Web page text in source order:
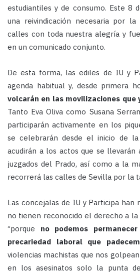
estudiantiles y de consumo. Este 8
una reivindicación necesaria por
calles con toda nuestra alegría y
en un comunicado conjunto.
De esta forma, las ediles de IU y
agenda habitual y, desde primera
volcarán en las movilizaciones que
Tanto Eva Oliva como Susana
participarán activamente en los
se celebrarán desde el inicio de
acudirán a los actos que se
juzgados del Prado, así como a la
recorrerá las calles de Sevilla por la
Las concejalas de IU y Participa han
no tienen reconocido el derecho a la
“porque no podemos
precariedad laboral que
violencias machistas que nos
en los asesinatos solo la punta